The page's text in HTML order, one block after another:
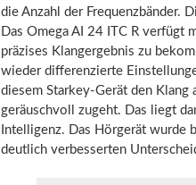
die Anzahl der Frequenzbänder.
Das Omega AI 24 ITC R verfügt
präzises Klangergebnis zu
wieder differenzierte
diesem Starkey-Gerät den Klang
geräuschvoll zugeht. Das liegt
Intelligenz. Das Hörgerät
deutlich verbesserten